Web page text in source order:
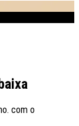
com o